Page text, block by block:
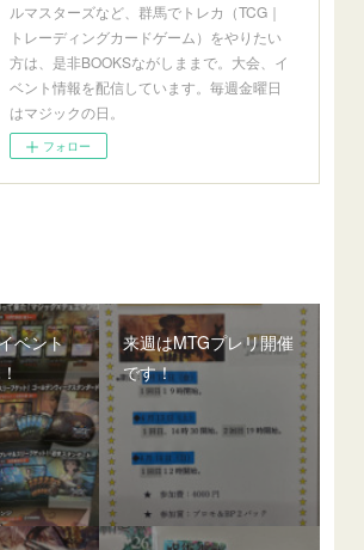
ルマスターズなど、群馬でトレカ（TCG｜
トレーディングカードゲーム）をやりたい
方は、是非BOOKSながしままで。大会、イ
ベント情報を配信しています。毎週金曜日
はマジックの日。
フォロー
ベント
来週はMTGプレリ開催
です！